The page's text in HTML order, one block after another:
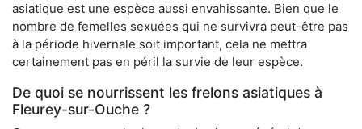
asiatique est une espèce aussi envahissante. Bien que le
nombre de femelles sexuées qui ne survivra peut-être pas
à la période hivernale soit important, cela ne mettra
certainement pas en péril la survie de leur espèce.
De quoi se nourrissent les frelons asiatiques à
Fleurey-sur-Ouche ?